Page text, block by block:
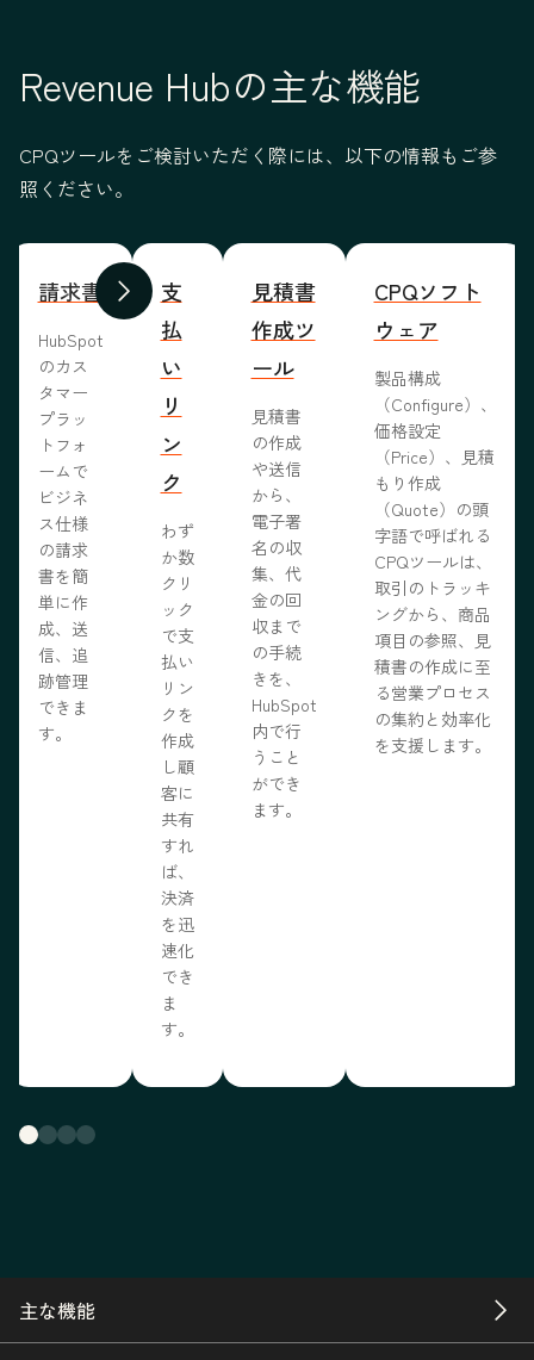
Revenue Hubの主な機能
CPQツールをご検討いただく際には、以下の情報もご参
照ください。
前へ 次へ
請求書
HubSpot
のカス
タマー
プラッ
トフォ
ームで
ビジネ
ス仕様
の請求
書を簡
単に作
成、送
信、追
跡管理
できま
す。
支
払
い
リ
ン
ク
わず
か数
クリ
ック
で支
払い
リン
クを
作成
し顧
客に
共有
すれ
ば、
決済
を迅
速化
でき
ま
す。
見積書
作成ツ
ール
見積書
の作成
や送信
から、
電子署
名の収
集、代
金の回
収まで
の手続
きを、
HubSpot
内で行
うこと
ができ
ます。
CPQソフト
ウェア
製品構成
（Configure）、
価格設定
（Price）、見積
もり作成
（Quote）の頭
字語で呼ばれる
CPQツールは、
取引のトラッキ
ングから、商品
項目の参照、見
積書の作成に至
る営業プロセス
の集約と効率化
を支援します。
主な機能